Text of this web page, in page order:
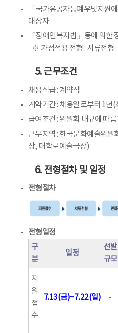
「국가유공자등예우및지원
대상자
「장애인복지법」등에 의한
※ 가점적용 전형 : 서류전형
5. 근무조건
채용직급 : 계약직
계약기간 : 채용일로부터 1년
급여조건 : 위원회 내규에 따름
근무지역 : 한국문화예술위
장, 대학로예술극장)
6. 전형절차 및 일정
전형절차
전형일정
구
분
일정
선발
규모
지
원
접
수
7.13(금)~7.22(일) -